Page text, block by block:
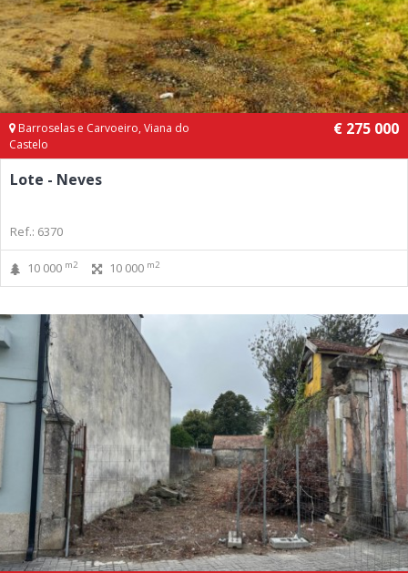
Barroselas e Carvoeiro, Viana do
Castelo
€ 275 000
Lote - Neves
Ref.: 6370
10 000 m2 10 000 m2